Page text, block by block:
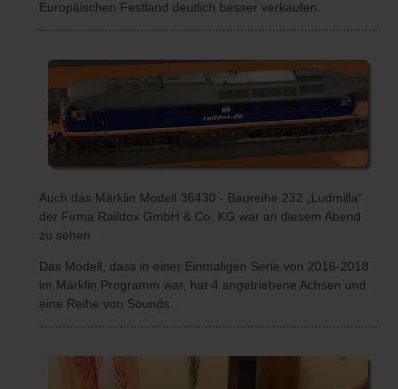
Europäischen Festland deutlich besser verkaufen.
Auch das Märklin Modell 36430 - Baureihe 232 „Ludmilla“
der Firma Raildox GmbH & Co. KG war an diesem Abend
zu sehen.
Das Modell, dass in einer Einmaligen Serie von 2016-2018
im Märklin Programm war, hat 4 angetriebene Achsen und
eine Reihe von Sounds.